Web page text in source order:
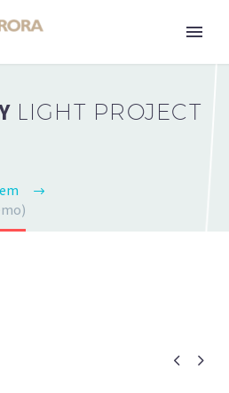
LIGHT PROJECT
 